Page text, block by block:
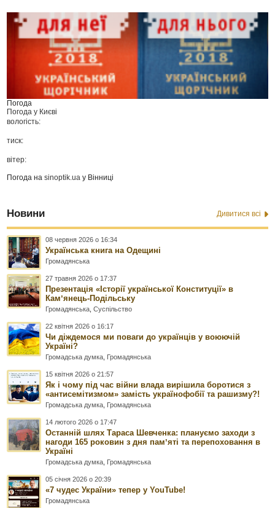
Погода
Погода у Києві
вологість:
тиск:
вітер:
Погода наsinoptik.ua у Вінниці
Новини Дивитися всі
08 червня 2026 о 16:34
Українська книга на Одещині
Громадянська
27 травня 2026 о 17:37
Презентація «Історії української Конституції» в
Камʼянець-Подільську
Громадянська ,Суспільство
22 квітня 2026 о 16:17
Чи діждемося ми поваги до українців у воюючій
Україні?
Громадська думка Громадянська
15 квітня 2026 о 21:57
Як і чому під час війни влада вирішила боротися з
«антисемітизмом» замість українофобії та рашизму?!
Громадська думка Громадянська
14 лютого 2026 о 17:47
Останній шлях Тараса Шевченка: плануємо заходи з
нагоди 165 роковин з дня памʼяті та перепоховання в
Україні
Громадська думка Громадянська
05 січня 2026 о 20:39
«7 чудес України» тепер у YouTube!
Громадянська